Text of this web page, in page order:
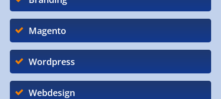
Magento
Wordpress
Webdesign